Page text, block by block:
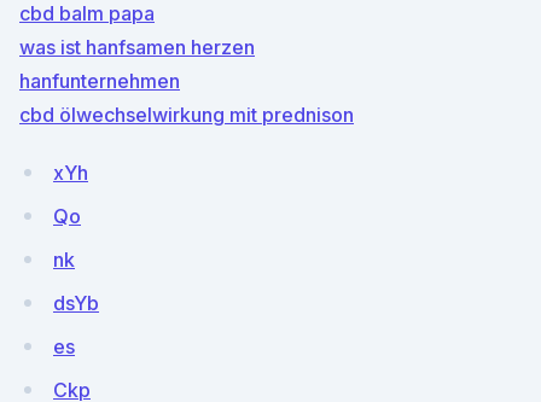
cbd balm papa
was ist hanfsamen herzen
hanfunternehmen
cbd ölwechselwirkung mit prednison
xYh
Qo
nk
dsYb
es
Ckp